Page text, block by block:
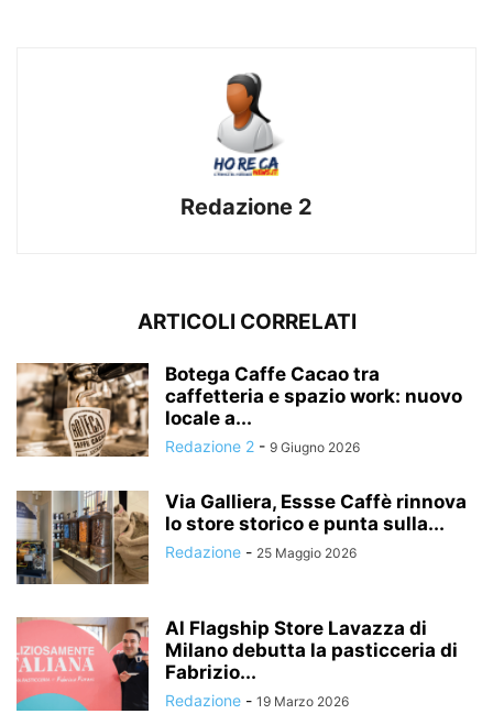
Redazione 2
ARTICOLI CORRELATI
Botega Caffe Cacao tra
caffetteria e spazio work: nuovo
locale a...
Redazione 2 - 9 Giugno 2026
Via Galliera, Essse Caffè rinnova
lo store storico e punta sulla...
Redazione - 25 Maggio 2026
Al Flagship Store Lavazza di
Milano debutta la pasticceria di
Fabrizio...
Redazione - 19 Marzo 2026